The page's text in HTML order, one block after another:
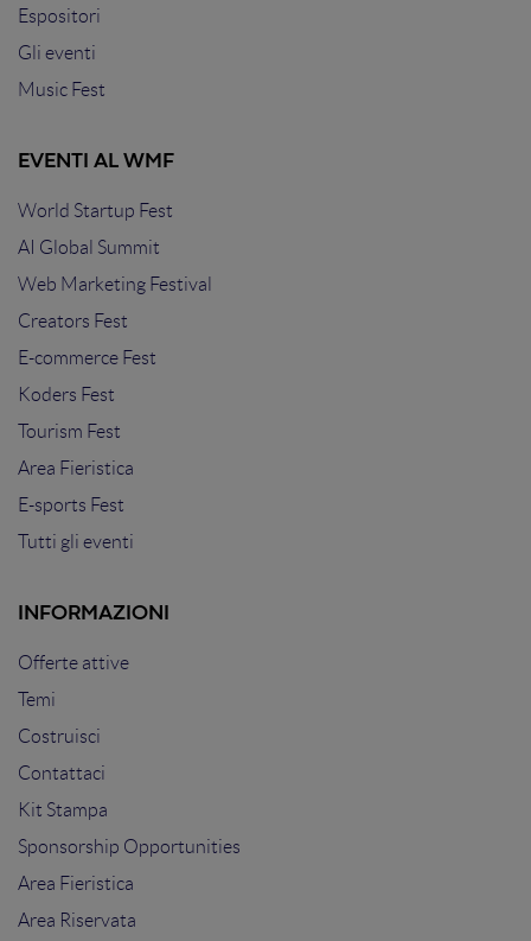
Espositori
Gli eventi
Music Fest
EVENTI AL WMF
World Startup Fest
AI Global Summit
Web Marketing Festival
Creators Fest
E-commerce Fest
Koders Fest
Tourism Fest
Area Fieristica
E-sports Fest
Tutti gli eventi
INFORMAZIONI
Offerte attive
Temi
Costruisci
Contattaci
Kit Stampa
Sponsorship Opportunities
Area Fieristica
Area Riservata